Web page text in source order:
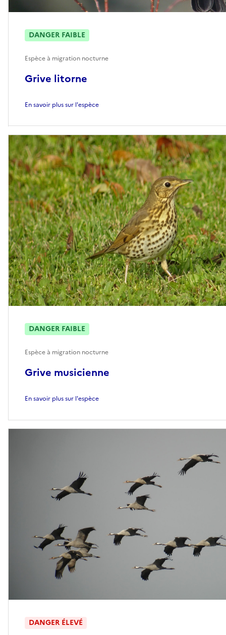
Grive litorne
DANGER FAIBLE
Espèce à migration nocturne
En savoir plus sur l'espèce
Grive musicienne
DANGER FAIBLE
Espèce à migration nocturne
En savoir plus sur l'espèce
DANGER ÉLEVÉ